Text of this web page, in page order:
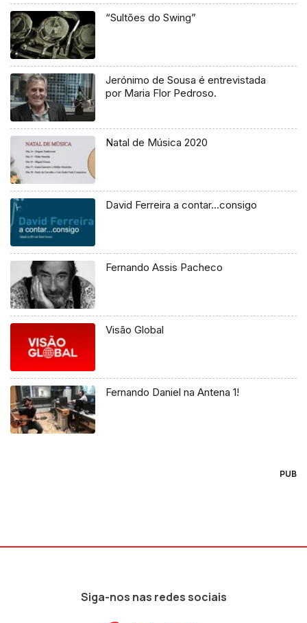
“Sultões do Swing”
Jerónimo de Sousa é entrevistada
por Maria Flor Pedroso.
Natal de Música 2020
David Ferreira a contar…consigo
Fernando Assis Pacheco
Visão Global
Fernando Daniel na Antena 1!
PUB
Siga-nos nas redes sociais